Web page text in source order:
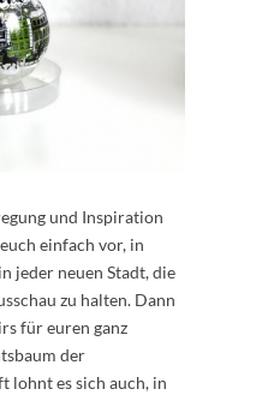
und Inspiration
einfach vor, in
jeder neuen Stadt, die
zu halten. Dann
für euren ganz
der
lohnt es sich auch, in